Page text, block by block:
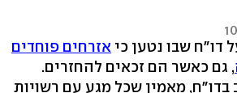
דו"ח שבו נטען כי אזרחים פוחדים
, גם כאשר הם זכאים להחזרים.
מאמין שכל מגע עם רשויות